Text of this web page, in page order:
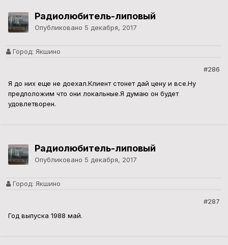
Радиолюбитель-липовый
Опубликовано 5 декабря, 2017
Город: Якшино
#286
Я до них еще не доехал.Клиент стонет дай цену и все.Ну
предположим что они локальные.Я думаю он будет
удовлетворен.
Радиолюбитель-липовый
Опубликовано 5 декабря, 2017
Город: Якшино
#287
Год выпуска 1988 май.